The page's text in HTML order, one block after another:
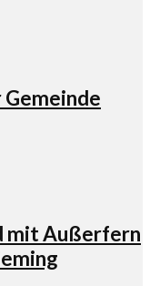
mit Außerfern